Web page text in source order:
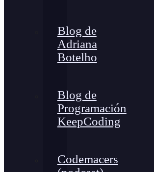
Blog de
Adriana
Botelho
Blog de
Programación
KeepCoding
Codemacers